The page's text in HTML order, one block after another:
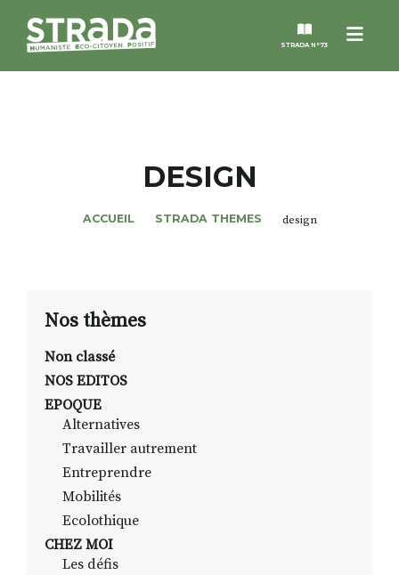
Menu
STRADA N°73
NOS THÈMES
ALTER STRADA
ROSÉE DE MAI
RECHERCHER
DESIGN
ACCUEIL STRADA THEMES design
Nos thèmes
Non classé
NOS EDITOS
EPOQUE
Alternatives
Travailler autrement
Entreprendre
Mobilités
Ecolothique
CHEZ MOI
Les défis